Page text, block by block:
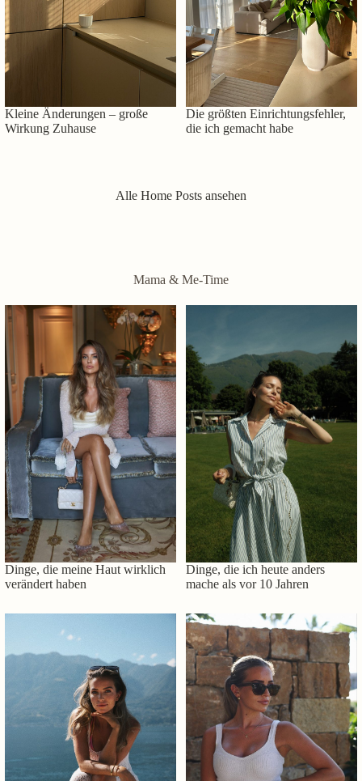
Kleine Änderungen – große
Wirkung Zuhause
Die größten Einrichtungsfehler,
die ich gemacht habe
Alle Home Posts ansehen
Mama & Me-Time
Dinge, die meine Haut wirklich
verändert haben
Dinge, die ich heute anders
mache als vor 10 Jahren